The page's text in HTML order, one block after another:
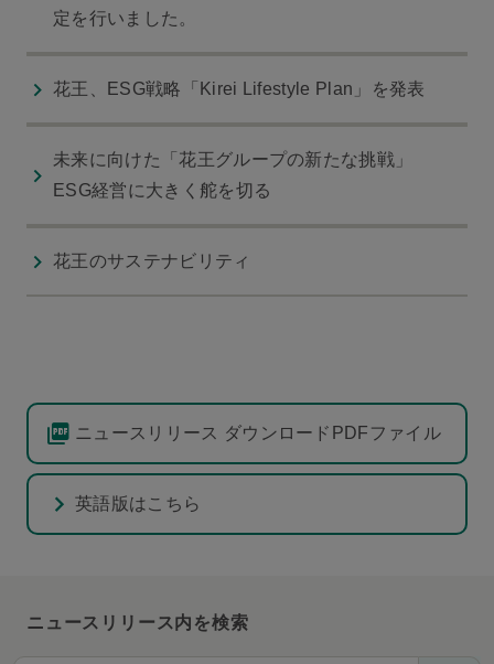
定を行いました。
花王、ESG戦略「Kirei Lifestyle Plan」を発表
未来に向けた「花王グループの新たな挑戦」
ESG経営に大きく舵を切る
花王のサステナビリティ
ニュースリリース ダウンロードPDFファイル
英語版はこちら
ニュースリリース内を検索